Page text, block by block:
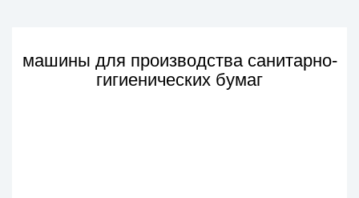
машины для производства санитарно-
гигиенических бумаг